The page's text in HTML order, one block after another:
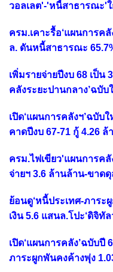
วอลเลต'-'หนี้สาธารณะ'
ครม.เคาะรื้อ‘แผนการคลั
ล. ดันหนี้สาธารณะ
เพิ่มรายจ่ายปีงบ 68 เป็น
คลังระยะปานกลาง’ฉบับ
เปิด‘แผนการคลังฯ’ฉบับ
คาดปีงบ 67-71 กู้ 4.26 ล้
ครม.ไฟเขียว'แผนการค
จ่ายฯ 3.6 ล้านล้าน-ขาด
ย้อนดู‘หนี้ประเทศ-ภาระผู
เงิน 5.6 แสนล.โปะ‘ดิจิทัล
เปิด‘แผนการคลัง’ฉบับปี
ภาระผูกพันคงค้างพุ่ง